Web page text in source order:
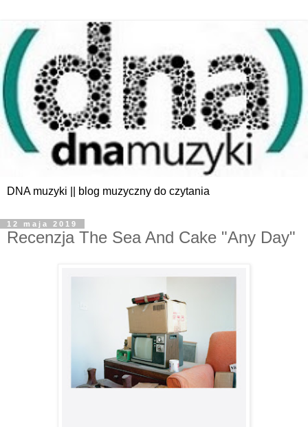
DNA muzyki || blog muzyczny do czytania
12 maja 2019
Recenzja The Sea And Cake "Any Day"